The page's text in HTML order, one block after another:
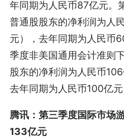
年同期为人民币87亿元。
普通股股东的净利润为人
元），去年同期为人民币
季度非美国通用会计准则
股东的净利润为人民币
去年同期为人民币100亿元
腾讯：第三季度国际市场
133亿元